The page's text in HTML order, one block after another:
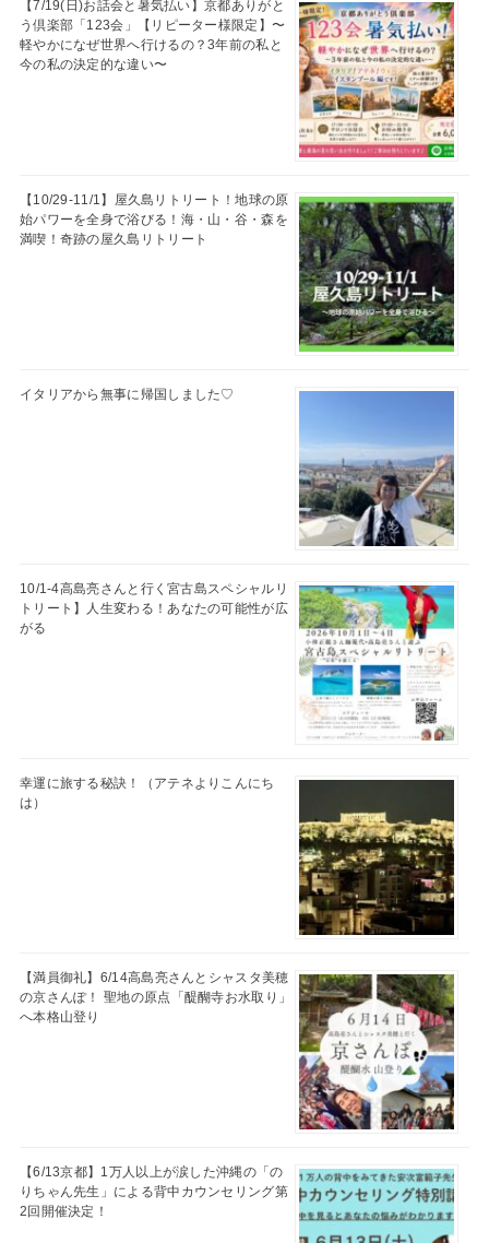
【7/19(日)お話会と暑気払い】京都ありがと
う倶楽部「123会」【リピーター様限定】〜
軽やかになぜ世界へ行けるの？3年前の私と
今の私の決定的な違い〜
【10/29-11/1】屋久島リトリート！地球の原
始パワーを全身で浴びる！海・山・谷・森を
満喫！奇跡の屋久島リトリート
イタリアから無事に帰国しました♡
10/1-4高島亮さんと行く宮古島スペシャルリ
トリート】人生変わる！あなたの可能性が広
がる
幸運に旅する秘訣！（アテネよりこんにち
は）
【満員御礼】6/14高島亮さんとシャスタ美穂
の京さんぽ！ 聖地の原点「醍醐寺お水取り」
へ本格山登り
【6/13京都】1万人以上が涙した沖縄の「の
りちゃん先生」による背中カウンセリング第
2回開催決定！